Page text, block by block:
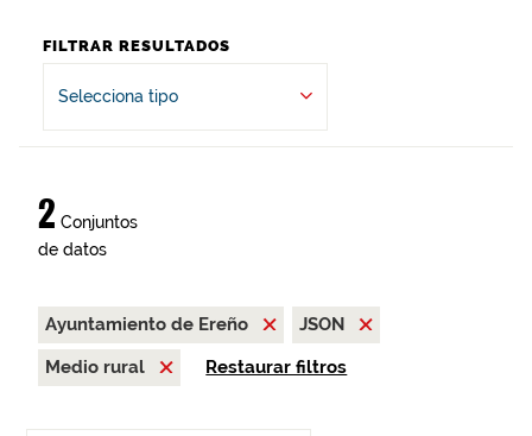
FILTRAR RESULTADOS
Selecciona tipo
2 Conjuntos
de datos
Ayuntamiento de Ereño
JSON
Medio rural
Restaurar filtros